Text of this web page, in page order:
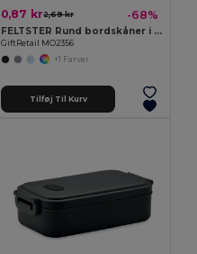
0,87 kr2,69 kr -68%
FELTSTER Rund bordskåner i RPET-filt
GiftRetail MO2356
+1 Farver
Tilføj Til Kurv